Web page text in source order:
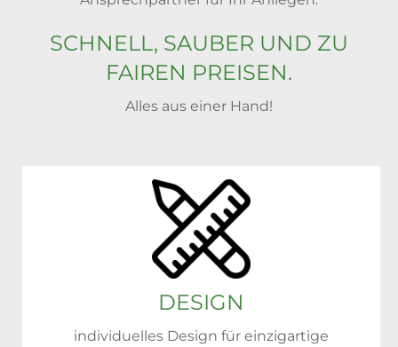
SCHNELL, SAUBER UND ZU
FAIREN PREISEN.
Alles aus einer Hand!
DESIGN
individuelles Design für einzigartige